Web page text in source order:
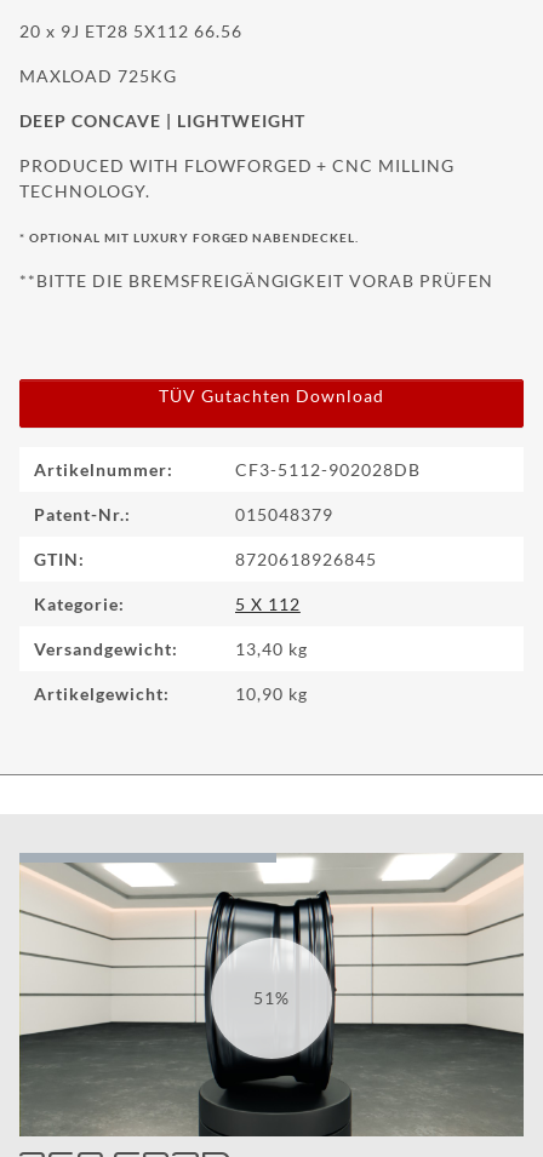
20 x 9J ET28 5X112 66.56
MAXLOAD 725KG
DEEP CONCAVE | LIGHTWEIGHT
PRODUCED WITH FLOWFORGED + CNC MILLING
TECHNOLOGY.
* OPTIONAL MIT LUXURY FORGED NABENDECKEL.
**BITTE DIE BREMSFREIGÄNGIGKEIT VORAB PRÜFEN
TÜV Gutachten Download
Produkteigenschaft
Wert
Artikelnummer: CF3-5112-902028DB
Patent-Nr.: 015048379
GTIN: 8720618926845
Kategorie: 5 X 112
Versandgewicht: 13,40 kg
Artikelgewicht: 10,90 kg
62%